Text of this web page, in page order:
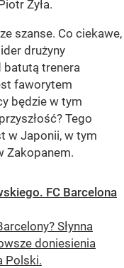
Żyła.
szanse. Co ciekawe,
drużyny
batutą trenera
faworytem
będzie w tym
Tego
w Japonii, w tym
Zakopanem.
FC Barcelona
Słynna
doniesienia
Polski.